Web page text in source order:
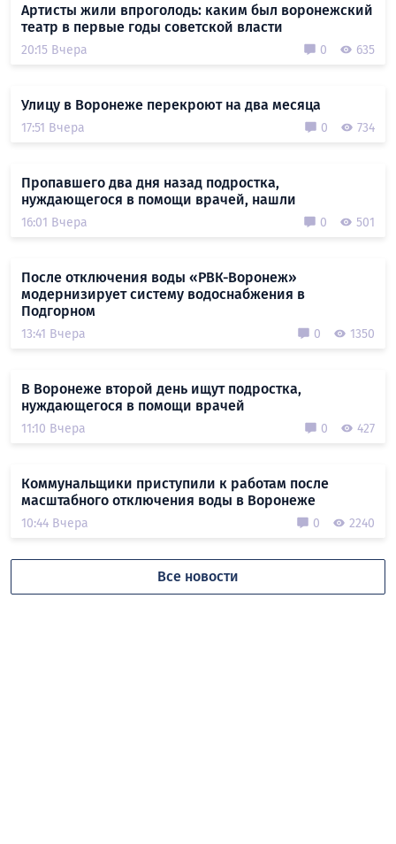
Артисты жили впроголодь: каким был воронежский
театр в первые годы советской власти
20:15 Вчера 0 635
Улицу в Воронеже перекроют на два месяца
17:51 Вчера 0 734
Пропавшего два дня назад подростка,
нуждающегося в помощи врачей, нашли
16:01 Вчера 0 501
После отключения воды «РВК-Воронеж»
модернизирует систему водоснабжения в
Подгорном
13:41 Вчера 0 1350
В Воронеже второй день ищут подростка,
нуждающегося в помощи врачей
11:10 Вчера 0 427
Коммунальщики приступили к работам после
масштабного отключения воды в Воронеже
10:44 Вчера 0 2240
Все новости